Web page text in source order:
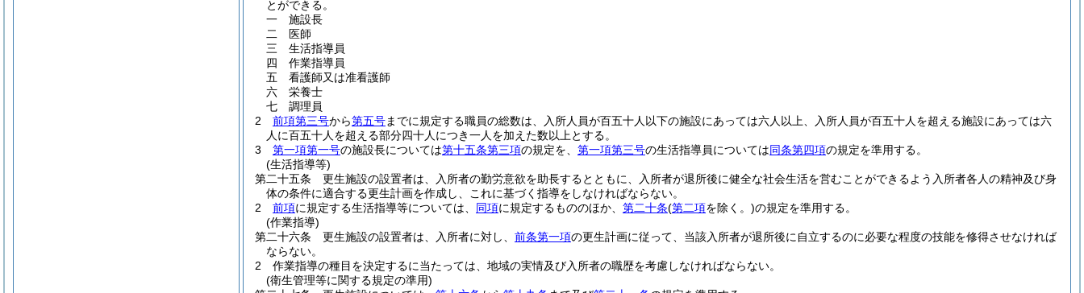
とができる。
一
施設長
二
医師
三
生活指導員
四
作業指導員
五
看護師又は准看護師
六
栄養士
七
調理員
2
前項第三号から第五号までに規定する職員の総数は、入所人員が百五十人以下の施設にあっては六人以上、入所人員が百五十人を超える施設にあっては六
人に百五十人を超える部分四十人につき一人を加えた数以上とする。
3
第一項第一号の施設長については第十五条第三項の規定を、 第一項第三号の生活指導員については同条第四項の規定を準用する。
(生活指導等)
第二十五条
更生施設の設置者は、入所者の勤労意欲を助長するとともに、入所者が退所後に健全な社会生活を営むことができるよう入所者各人の精神及び身
体の条件に適合する更生計画を作成し、これに基づく指導をしなければならない。
2
前項に規定する生活指導等については、 同項に規定するもののほか、 第二十条(第二項を除く。)の規定を準用する。
(作業指導)
第二十六条
更生施設の設置者は、入所者に対し、 前条第一項の更生計画に従って、当該入所者が退所後に自立するのに必要な程度の技能を修得させなければ
ならない。
2
作業指導の種目を決定するに当たっては、地域の実情及び入所者の職歴を考慮しなければならない。
(衛生管理等に関する規定の準用)